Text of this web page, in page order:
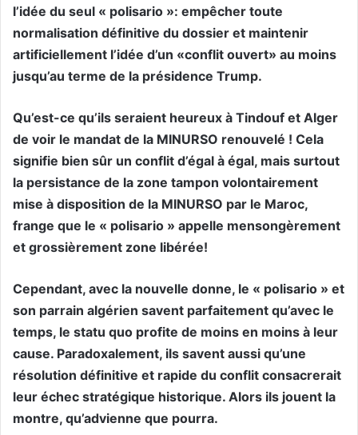
l’idée du seul « polisario »: empêcher toute
normalisation définitive du dossier et maintenir
artificiellement l’idée d’un «conflit ouvert» au moins
jusqu’au terme de la présidence Trump.
Qu’est-ce qu’ils seraient heureux à Tindouf et Alger
de voir le mandat de la MINURSO renouvelé ! Cela
signifie bien sûr un conflit d’égal à égal, mais surtout
la persistance de la zone tampon volontairement
mise à disposition de la MINURSO par le Maroc,
frange que le « polisario » appelle mensongèrement
et grossièrement zone libérée!
Cependant, avec la nouvelle donne, le « polisario » et
son parrain algérien savent parfaitement qu’avec le
temps, le statu quo profite de moins en moins à leur
cause. Paradoxalement, ils savent aussi qu’une
résolution définitive et rapide du conflit consacrerait
leur échec stratégique historique. Alors ils jouent la
montre, qu’advienne que pourra.